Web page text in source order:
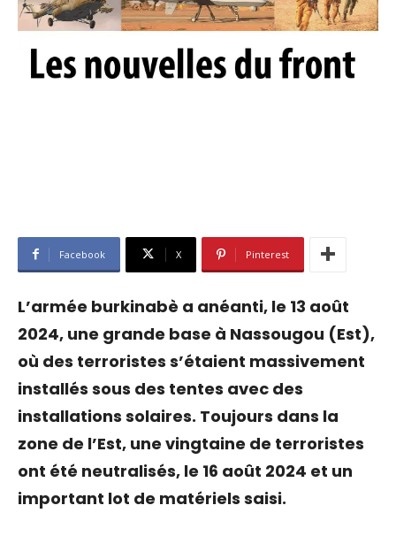
Facebook X Pinterest
L’armée burkinabè a anéanti, le 13 août
2024, une grande base à Nassougou (Est),
où des terroristes s’étaient massivement
installés sous des tentes avec des
installations solaires. Toujours dans la
zone de l’Est, une vingtaine de terroristes
ont été neutralisés, le 16 août 2024 et un
important lot de matériels saisi.